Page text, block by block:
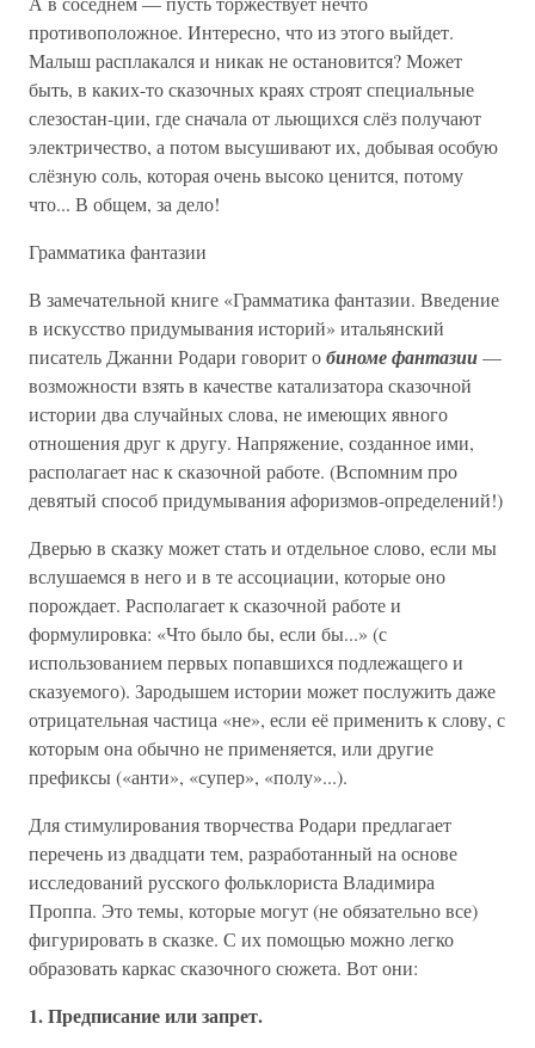
противоположное. Интересно, что из этого выйдет.
Малыш расплакался и никак не остановится? Может
быть, в каких-то сказочных краях строят специальные
слезостан-ции, где сначала от льющихся слёз получают
электричество, а потом высушивают их, добывая особую
слёзную соль, которая очень высоко ценится, потому
что... В общем, за дело!
Грамматика фантазии
В замечательной книге «Грамматика фантазии. Введение
в искусство придумывания историй» итальянский
писатель Джанни Родари говорит обиноме фантазии—
возможности взять в качестве катализатора сказочной
истории два случайных слова, не имеющих явного
отношения друг к другу. Напряжение, созданное ими,
располагает нас к сказочной работе. (Вспомним про
девятый способ придумывания афоризмов-определений!)
Дверью в сказку может стать и отдельное слово, если мы
вслушаемся в него и в те ассоциации, которые оно
порождает. Располагает к сказочной работе и
формулировка: «Что было бы, если бы...» (с
использованием первых попавшихся подлежащего и
сказуемого). Зародышем истории может послужить даже
отрицательная частица «не», если её применить к слову, с
которым она обычно не применяется, или другие
префиксы («анти», «супер», «полу»...).
Для стимулирования творчества Родари предлагает
перечень из двадцати тем, разработанный на основе
исследований русского фольклориста Владимира
Проппа. Это темы, которые могут (не обязательно все)
фигурировать в сказке. С их помощью можно легко
образовать каркас сказочного сюжета. Вот они:
1. Предписание или запрет.